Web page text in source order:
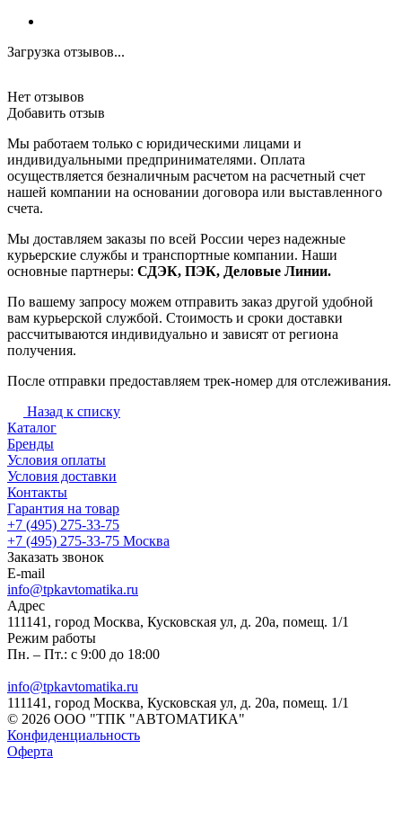
Загрузка отзывов...
Нет отзывов
Добавить отзыв
Мы работаем только с юридическими лицами и
индивидуальными предпринимателями. Оплата
осуществляется безналичным расчетом на расчетный счет
нашей компании на основании договора или выставленного
счета.
Мы доставляем заказы по всей России через надежные
курьерские службы и транспортные компании. Наши
основные партнеры: СДЭК, ПЭК, Деловые Линии.
По вашему запросу можем отправить заказ другой удобной
вам курьерской службой. Стоимость и сроки доставки
рассчитываются индивидуально и зависят от региона
получения.
После отправки предоставляем трек-номер для отслеживания.
Назад к списку
Каталог
Бренды
Условия оплаты
Условия доставки
Контакты
Гарантия на товар
+7 (495) 275-33-75
+7 (495) 275-33-75 Москва
Заказать звонок
E-mail
info@tpkavtomatika.ru
Адрес
111141, город Москва, Кусковская ул, д. 20а, помещ. 1/1
Режим работы
Пн. – Пт.: с 9:00 до 18:00
info@tpkavtomatika.ru
111141, город Москва, Кусковская ул, д. 20а, помещ. 1/1
© 2026 ООО "ТПК "АВТОМАТИКА"
Конфиденциальность
Оферта